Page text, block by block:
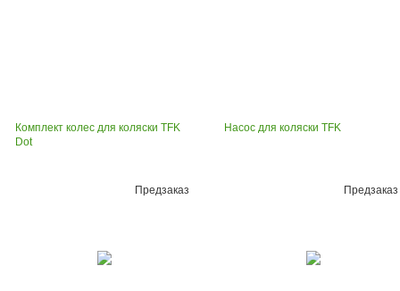
Комплект колес для коляски TFK
Dot
Предзаказ
Насос для коляски TFK
Предзаказ